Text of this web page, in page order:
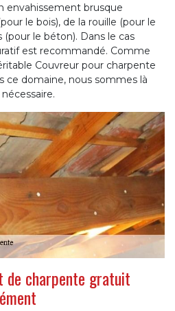
envahissement brusque
le bois), de la rouille (pour le
le béton). Dans le cas
est recommandé. Comme
Couvreur pour charpente
ce domaine, nous sommes là
de charpente gratuit